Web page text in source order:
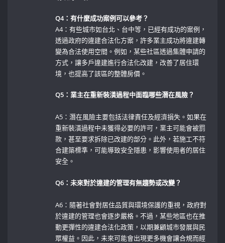
Q4：有什麼成功案例可以參考？
A4：有些城市如台北、台中等，已經有成功的案例，
透過政府的違建合法化方案，許多業主成功將違建轉
變為合法使用空間。例如，某些社區透過集體申請的
方式，讓多戶違建進行合法化改建，改善了居住環
境，也提高了該區的整體房價。
Q5：業主在重新裝潢過程中面臨哪些潛在風險？
A5：潛在風險主要包括法律責任及經濟損失。如果在
重新裝潢過程中未獲得必要的許可，業主可能會被罰
款，甚至要求拆除已改建的部分。此外，若施工不符
合建築標準，可能導致安全隱患，影響使用者的居住
安全。
Q6：未來對於違建的管理有無趨勢或改變？
A6：隨著社會對居住品質與環境保護的重視，政府對
於違建的管理也會逐步嚴格。不過，某些地區也在推
動更彈性的違建合法化政策，以期兼顧城市發展與民
眾權益。因此，未來可能會出現更多機會讓合規而經